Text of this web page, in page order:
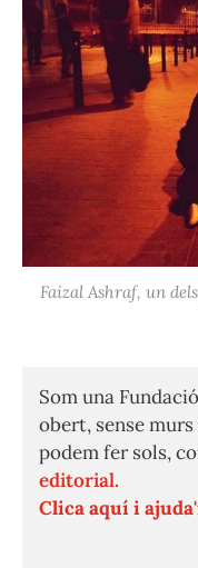
Faizal Ashraf, un
Som una
obert, sense
podem fer sols,
editorial.
Clica aquí i